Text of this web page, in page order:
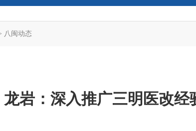
八闽动态
龙岩：深入推广三明医改